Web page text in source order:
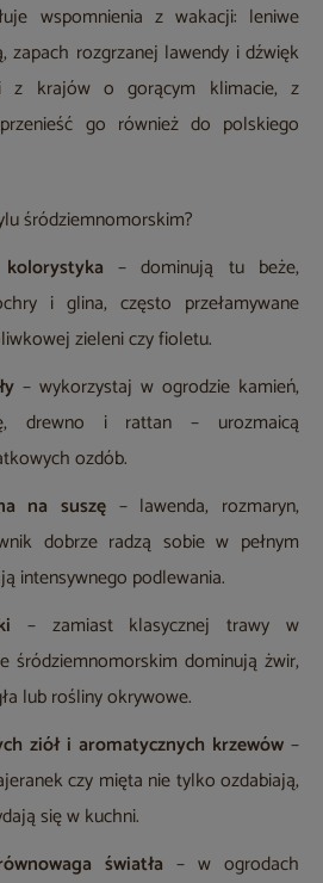
wspomnienia z wakacji: leniwe
zapach rozgrzanej lawendy i dźwięk
z krajów o gorącym klimacie, z
go również do polskiego
śródziemnomorskim?
– dominują tu beże,
i glina, często przełamywane
zieleni czy fioletu.
– wykorzystaj w ogrodzie kamień,
drewno i rattan – urozmaicą
ozdób.
na suszę – lawenda, rozmaryn,
dobrze radzą sobie w pełnym
intensywnego podlewania.
– zamiast klasycznej trawy w
śródziemnomorskim dominują żwir,
lub rośliny okrywowe.
ziół i aromatycznych krzewów –
czy mięta nie tylko ozdabiają,
się w kuchni.
światła – w ogrodach